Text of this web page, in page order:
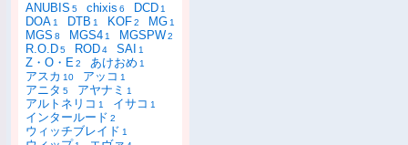
ANUBIS 5 chixis 6 DCD 1
DOA 1 DTB 1 KOF2 MG 1
MGS 8 MGS4 1 MGSPW2
R.O.D5 ROD4 SAI 1
Z・O・E2 あけおめ 1
アスカ 10 アッコ 1
アニタ 5 アヤナミ 1
アルトネリコ 1 イサコ 1
インタールード 2
ウィッチブレイド 1